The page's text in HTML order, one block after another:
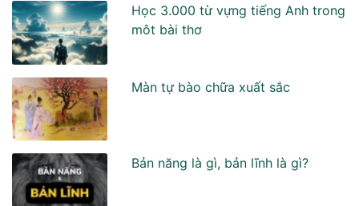
Học 3.000 từ vựng tiếng Anh trong
môt bài thơ
Màn tự bào chữa xuất sắc
Bản năng là gì, bản lĩnh là gì?